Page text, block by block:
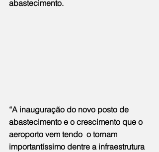
abastecimento.
“A inauguração do novo posto de
abastecimento e o crescimento que o
aeroporto vem tendo  o tornam
importantíssimo dentre a infraestrutura